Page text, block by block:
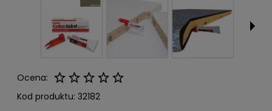
Ocena:
Kod produktu: 32182